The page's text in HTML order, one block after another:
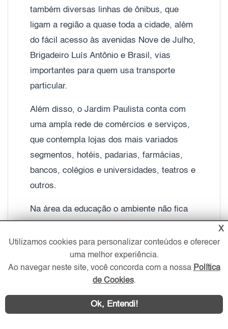
também diversas linhas de ônibus, que
ligam a região a quase toda a cidade, além
do fácil acesso às avenidas Nove de Julho,
Brigadeiro Luís Antônio e Brasil, vias
importantes para quem usa transporte
particular.
Além disso, o Jardim Paulista conta com
uma ampla rede de comércios e serviços,
que contempla lojas dos mais variados
segmentos, hotéis, padarias, farmácias,
bancos, colégios e universidades, teatros e
outros.
Na área da educação o ambiente não fica
colégios, tais como Colégio Dante Alighieri,
Escola Pipoquinha, Escola de idiomas,
Escola Dom Ratinho e Colégio Winnicott,
X
Utilizamos cookies para personalizar conteúdos e oferecer
uma melhor experiência.
Ao navegar neste site, você concorda com a nossa Política
de Cookies.
Ok, Entendi!